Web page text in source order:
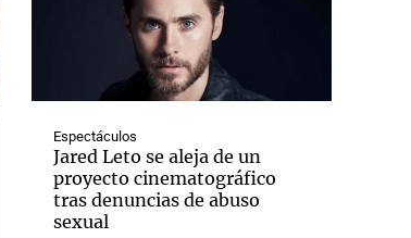
Espectáculos
Jared Leto se aleja de un
proyecto cinematográfico
tras denuncias de abuso
sexual